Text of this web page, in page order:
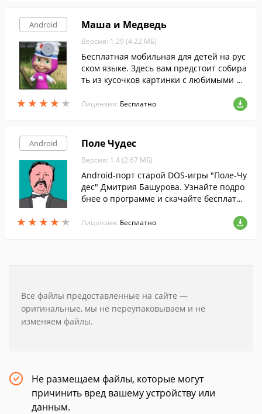
Android
★ ★ ★ ★ ★
★ ★ ★ ★ ★
Маша и Медведь
Версия: 1.29 (4.22 МБ)
Бесплатная мобильная для детей на рус
ском языке. Здесь вам предстоит собира
ть из кусочков картинки с любимыми пе
Лицензия: Бесплатно
Android
★ ★ ★ ★ ★
★ ★ ★ ★ ★
Поле Чудес
Версия: 1.4 (2.67 МБ)
Android-порт старой DOS-игры "Поле-Чу
дес" Дмитрия Башурова. Узнайте подро
бнее о программе и скачайте бесплатн
Лицензия: Бесплатно
Все файлы предоставленные на сайте —
оригинальные, мы не переупаковываем и не
изменяем файлы.
Не размещаем файлы, которые могут
причинить вред вашему устройству или
данным.